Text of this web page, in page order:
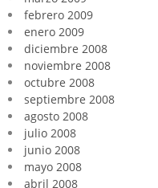
febrero 2009
enero 2009
diciembre 2008
noviembre 2008
octubre 2008
septiembre 2008
agosto 2008
julio 2008
junio 2008
mayo 2008
abril 2008